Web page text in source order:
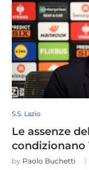
S.S. Lazio
Le assenze
condizionano
by Paolo Buchetti